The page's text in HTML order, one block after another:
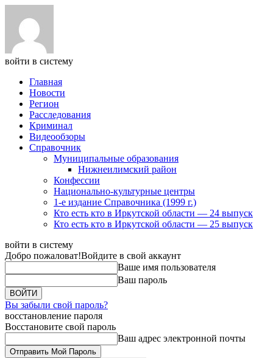
войти в систему
Главная
Новости
Регион
Расследования
Криминал
Видеообзоры
Справочник
Муниципальные образования
Нижнеилимский район
Конфессии
Национально-культурные центры
1-е издание Справочника (1999 г.)
Кто есть кто в Иркутской области — 24 выпуск
Кто есть кто в Иркутской области — 25 выпуск
войти в систему
Добро пожаловат!Войдите в свой аккаунт
Ваше имя пользователя
Ваш пароль
Вы забыли свой пароль?
восстановление пароля
Восстановите свой пароль
Ваш адрес электронной почты